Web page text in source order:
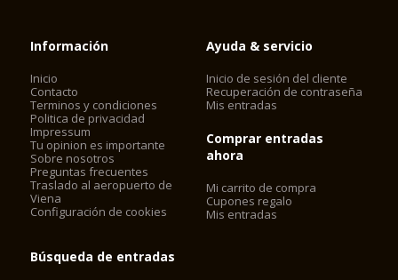
Información
Inicio
Contacto
Terminos y condiciones
Politica de privacidad
Impressum
Tu opinion es importante
Sobre nosotros
Preguntas frecuentes
Traslado al aeropuerto de
Viena
Configuración de cookies
Ayuda & servicio
Inicio de sesión del cliente
Recuperación de contraseña
Mis entradas
Comprar entradas
ahora
Mi carrito de compra
Cupones regalo
Mis entradas
Búsqueda de entradas